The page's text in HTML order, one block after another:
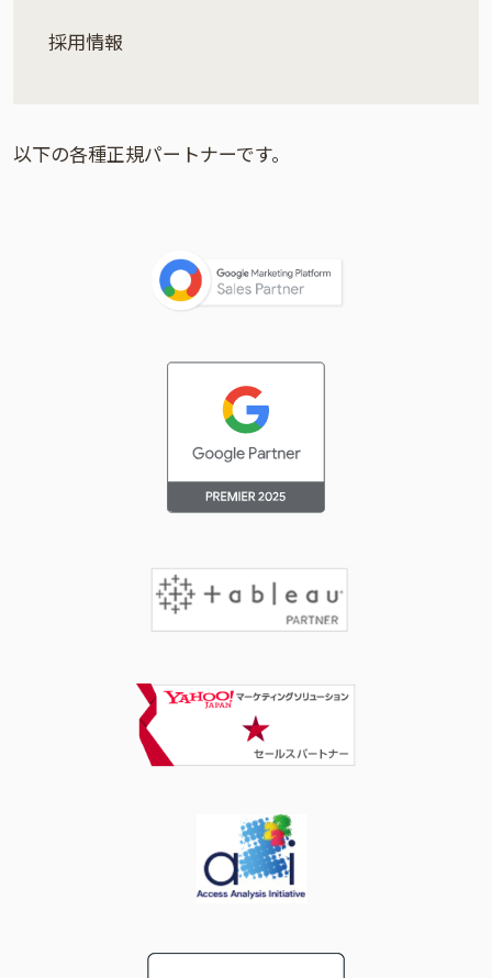
採用情報
以下の各種正規パートナーです。